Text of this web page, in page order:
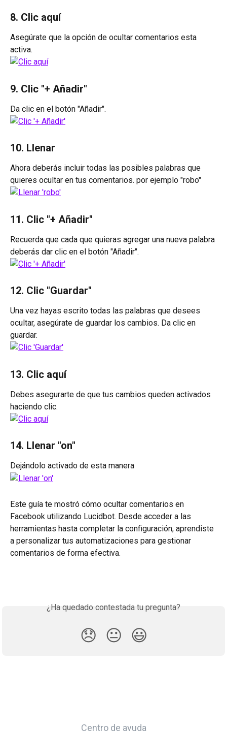
8. Clic aquí
Asegúrate que la opción de ocultar comentarios esta
activa.
9. Clic "+ Añadir"
Da clic en el botón "Añadir".
10. Llenar
Ahora deberás incluir todas las posibles palabras que
quieres ocultar en tus comentarios. por ejemplo "robo"
11. Clic "+ Añadir"
Recuerda que cada que quieras agregar una nueva palabra
deberás dar clic en el botón "Añadir".
12. Clic "Guardar"
Una vez hayas escrito todas las palabras que desees
ocultar, asegúrate de guardar los cambios. Da clic en
guardar.
13. Clic aquí
Debes asegurarte de que tus cambios queden activados
haciendo clic.
14. Llenar "on"
Dejándolo activado de esta manera
Este guía te mostró cómo ocultar comentarios en
Facebook utilizando Lucidbot. Desde acceder a las
herramientas hasta completar la configuración, aprendiste
a personalizar tus automatizaciones para gestionar
comentarios de forma efectiva.
¿Ha quedado contestada tu pregunta?
😞 😐 😃
Centro de ayuda